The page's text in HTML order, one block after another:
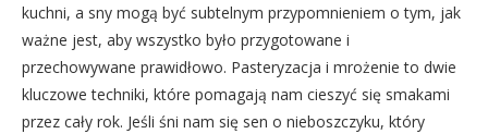
kuchni, a sny mogą być subtelnym przypomnieniem o tym, jak
ważne jest, aby wszystko było przygotowane i
przechowywane prawidłowo. Pasteryzacja i mrożenie to dwie
kluczowe techniki, które pomagają nam cieszyć się smakami
przez cały rok. Jeśli śni nam się sen o nieboszczyku, który